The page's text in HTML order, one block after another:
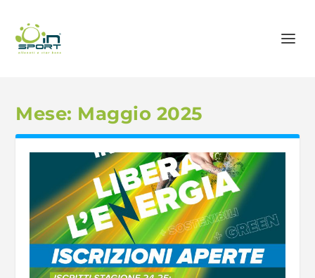
Mese: Maggio 2025